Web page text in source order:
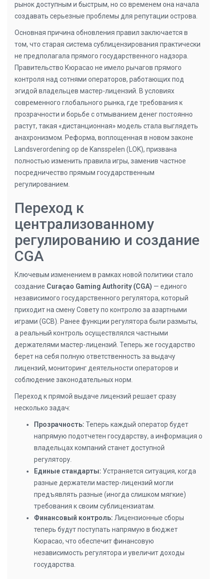
рынок доступным и быстрым, но со временем она начала
создавать серьезные проблемы для репутации острова.
Основная причина обновления правил заключается в
том, что старая система сублицензирования практически
не предполагала прямого государственного надзора.
Правительство Кюрасао не имело рычагов прямого
контроля над сотнями операторов, работающих под
эгидой владельцев мастер-лицензий. В условиях
современного глобального рынка, где требования к
прозрачности и борьбе с отмыванием денег постоянно
растут, такая «дистанционная» модель стала выглядеть
анахронизмом. Реформа, воплощенная в новом законе
Landsverordening op de Kansspelen (LOK), призвана
полностью изменить правила игры, заменив частное
посредничество прямым государственным
регулированием.
Переход к
централизованному
регулированию и создание
CGA
Ключевым изменением в рамках новой политики стало
создание Curaçao Gaming Authority (CGA) — единого
независимого государственного регулятора, который
приходит на смену Совету по контролю за азартными
играми (GCB). Ранее функции регулятора были размыты,
а реальный контроль осуществлялся частными
держателями мастер-лицензий. Теперь же государство
берет на себя полную ответственность за выдачу
лицензий, мониторинг деятельности операторов и
соблюдение законодательных норм.
Переход к прямой выдаче лицензий решает сразу
несколько задач:
Прозрачность: Теперь каждый оператор будет
напрямую подотчетен государству, а информация о
владельцах компаний станет доступной
регулятору.
Единые стандарты: Устраняется ситуация, когда
разные держатели мастер-лицензий могли
предъявлять разные (иногда слишком мягкие)
требования к своим сублицензиатам.
Финансовый контроль: Лицензионные сборы
теперь будут поступать напрямую в бюджет
Кюрасао, что обеспечит финансовую
независимость регулятора и увеличит доходы
государства.